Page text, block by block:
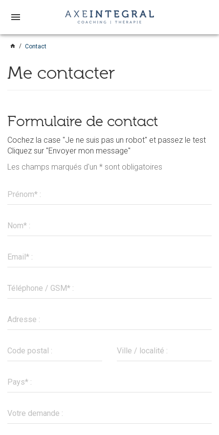
menu
home Contact
Me contacter
Formulaire de contact
Cochez la case "Je ne suis pas un robot" et passez le test
Cliquez sur "Envoyer mon message"
Les champs marqués d'un * sont obligatoires
Prénom* :
Nom* :
Email* :
Téléphone / GSM* :
Adresse :
Code postal : Ville / localité :
Pays* :
Votre demande :